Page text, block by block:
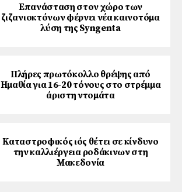
Επανάσταση στον χώρο των
ζιζανιοκτόνων φέρνει νέα καινοτόμα
λύση της Syngenta
Πλήρες πρωτόκολλο θρέψης από
Ημαθία για 16-20 τόνους στο στρέμμα
άριστη ντομάτα
Καταστροφικός ιός θέτει σε κίνδυνο
την καλλιέργεια ροδάκινων στη
Μακεδονία